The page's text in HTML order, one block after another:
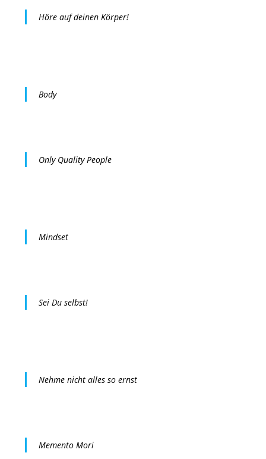
Höre auf deinen Körper!
Body
Only Quality People
Mindset
Sei Du selbst!
Nehme nicht alles so ernst
Memento Mori